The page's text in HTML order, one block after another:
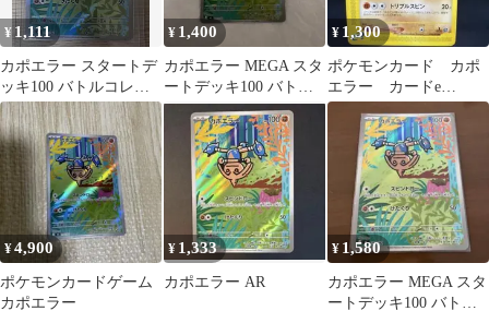
¥ 1,111
カポエラー スタートデ
ッキ100 バトルコレク
ション
¥ 1,400
カポエラー MEGA スタ
ートデッキ100 バトル
コレクション 751/742
¥ 1,300
ポケモンカード カポ
エラー カードe
komiya 即購入あり
¥4,900
ポケモンカードゲーム
カポエラー
¥ 1,333
カポエラー AR
¥ 1,580
カポエラー MEGA スタ
ートデッキ100 バトル